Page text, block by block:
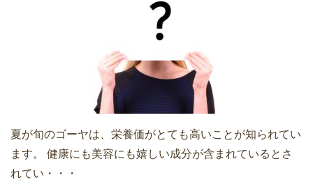
夏が旬のゴーヤは、栄養価がとても高いことが知られてい
ます。 健康にも美容にも嬉しい成分が含まれているとさ
れてい・・・